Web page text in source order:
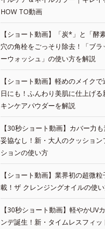
HOW TO動画
【ショート動画】「炭*」と「酵
穴の角栓をごっそり除去！「ブラ
ーウォッシュ」の使い方を解説
【ショート動画】軽めのメイク
日にも！ふんわり美肌に仕上げる
キンケアパウダーを解説
【30秒ショート動画】カバー力
妥協なし！新・大人のクッション
ションの使い方
【ショート動画】業界初の超微
載！ザ クレンジングオイルの使
【30秒ショート動画】軽やかUV
ンデ誕生！新・タイムレスフィ